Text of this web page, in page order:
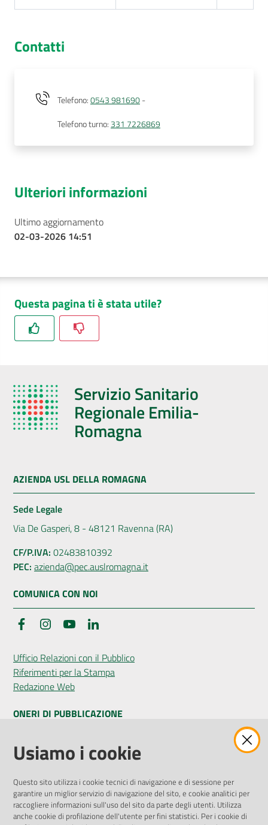
Contatti
Telefono:0543 981690-
Telefono turno: 331 7226869
Ulteriori informazioni
Ultimo aggiornamento
02-03-2026 14:51
Questa pagina ti è stata utile?
Servizio Sanitario
Regionale Emilia-
Romagna
AZIENDA USL DELLA ROMAGNA
Sede Legale
Via De Gasperi, 8 - 48121 Ravenna (RA)
CF/P.IVA: 02483810392
PEC: azienda@pec.auslromagna.it
COMUNICA CON NOI
FacebookInstagramYouTube
Ufficio Relazioni con il Pubblico
Riferimenti per la Stampa
Redazione Web
ONERI DI PUBBLICAZIONE
Amministrazione Trasparente
Pubblicità legale
Privacy Policy
Attuazione Misure PNRR
Liste di Attesa
Usiamo i cookie
Questo sito utilizza i cookie tecnici di navigazione e di sessione per
garantire un miglior servizio di navigazione del sito, e cookie analitici per
raccogliere informazioni sull'uso del sito da parte degli utenti. Utilizza
anche cookie di profilazione dell'utente per fini statistici. Per i cookie di